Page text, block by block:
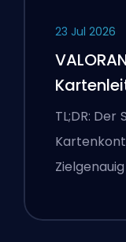
23 Jul 2026
Smokes
TL;DR: